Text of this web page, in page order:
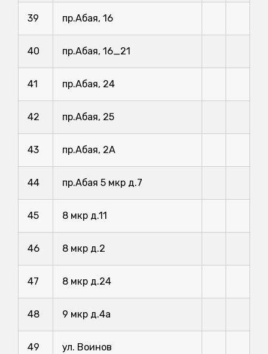
39 пр.Абая, 16
40 пр.Абая, 16_21
41 пр.Абая, 24
42 пр.Абая, 25
43 пр.Абая, 2А
44 пр.Абая 5 мкр д.7
45 8 мкр д.11
46 8 мкр д.2
47 8 мкр д.24
48 9 мкр д.4a
49
ул. Воинов